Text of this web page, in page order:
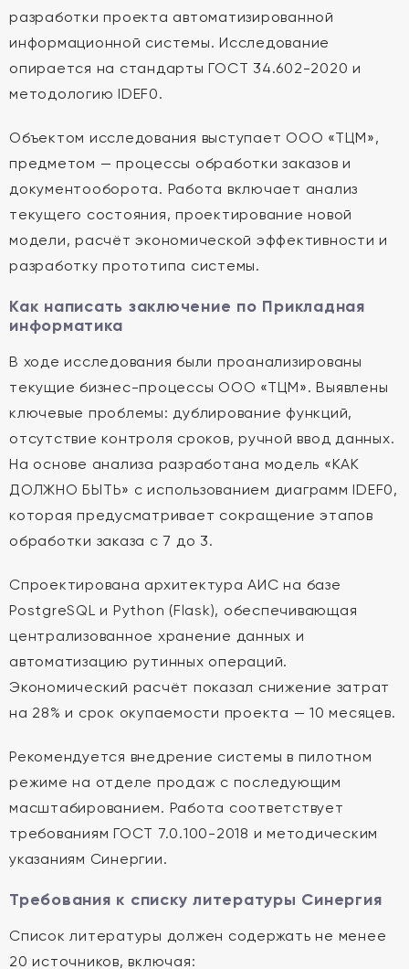
разработки проекта автоматизированной
информационной системы. Исследование
опирается на стандарты ГОСТ 34.602-2020 и
методологию IDEF0.
Объектом исследования выступает ООО «ТЦМ»,
предметом — процессы обработки заказов и
документооборота. Работа включает анализ
текущего состояния, проектирование новой
модели, расчёт экономической эффективности и
разработку прототипа системы.
Как написать заключение по Прикладная
информатика
В ходе исследования были проанализированы
текущие бизнес-процессы ООО «ТЦМ». Выявлены
ключевые проблемы: дублирование функций,
отсутствие контроля сроков, ручной ввод данных.
На основе анализа разработана модель «КАК
ДОЛЖНО БЫТЬ» с использованием диаграмм IDEF0,
которая предусматривает сокращение этапов
обработки заказа с 7 до 3.
Спроектирована архитектура АИС на базе
PostgreSQL и Python (Flask), обеспечивающая
централизованное хранение данных и
автоматизацию рутинных операций.
Экономический расчёт показал снижение затрат
на 28% и срок окупаемости проекта — 10 месяцев.
Рекомендуется внедрение системы в пилотном
режиме на отделе продаж с последующим
масштабированием. Работа соответствует
требованиям ГОСТ 7.0.100-2018 и методическим
указаниям Синергии.
Требования к списку литературы Синергия
Список литературы должен содержать не менее
20 источников, включая: